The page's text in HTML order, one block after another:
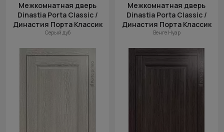
Межкомнатная дверь
Dinastia Porta Classic /
Династия Порта Классик
Серый дуб
Межкомнатная дверь
Dinastia Porta Classic /
Династия Порта Классик
Венге Нуар